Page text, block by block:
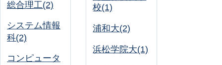
総合理工(2)
システム情報
科(2)
コンピュータ
校(1)
浦和大(2)
浜松学院大(1)